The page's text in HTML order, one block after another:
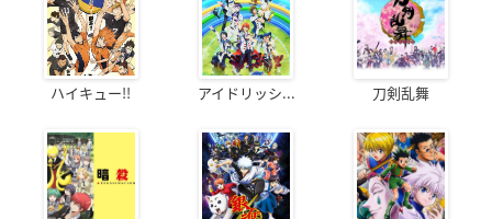
ハイキュー!! アイドリッシ... 刀剣乱舞